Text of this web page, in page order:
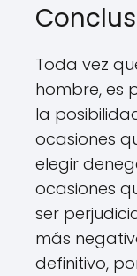
Toda vez
hombre, es
la
ocasiones
elegir
ocasiones
ser
más
definitivo,